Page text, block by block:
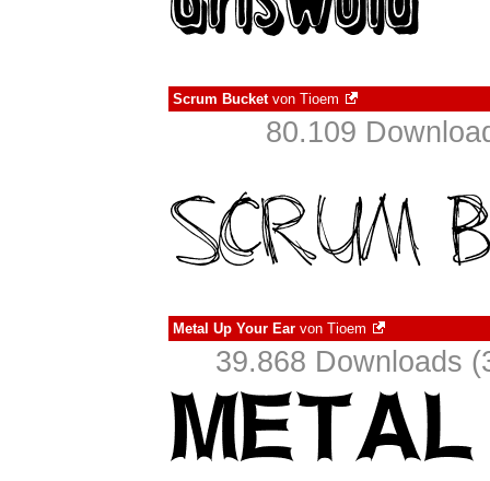
Scrum Bucketvon Tioem
80.109
Metal Up Your Ear von Tioem
39.868 Downloads